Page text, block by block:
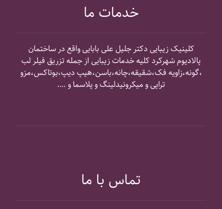
خدمات ما
کلینیک زیبایی دکتر جلیل علی بابایی واقع در ساختمان
پالادیوم شهرکرد کلیه خدمات زیبایی از جمله تزریق فیلر لب
،گونه،زاویه فک،شقیقه،چانه،باسن،هیپ دیپ،بوتاکس،مزو
تراپی و میکرونیدلینگ و پلاسما و ….
تماس با ما